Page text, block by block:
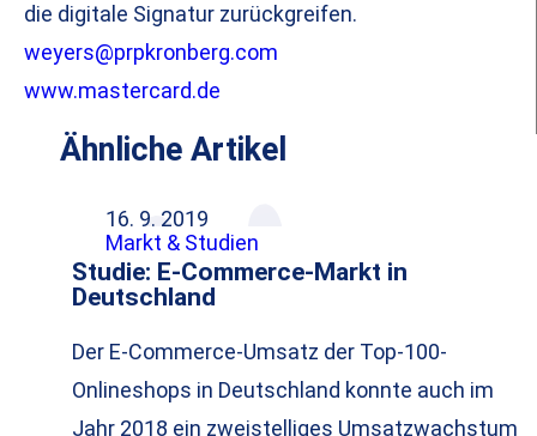
die digitale Signatur zurückgreifen.
weyers@prpkronberg.com
www.mastercard.de
Ähnliche Artikel
16. 9. 2019
Markt & Studien
Studie: E-Commerce-Markt in
Deutschland
Der E-Commerce-Umsatz der Top-100-
Onlineshops in Deutschland konnte auch im
Jahr 2018 ein zweistelliges Umsatzwachstum